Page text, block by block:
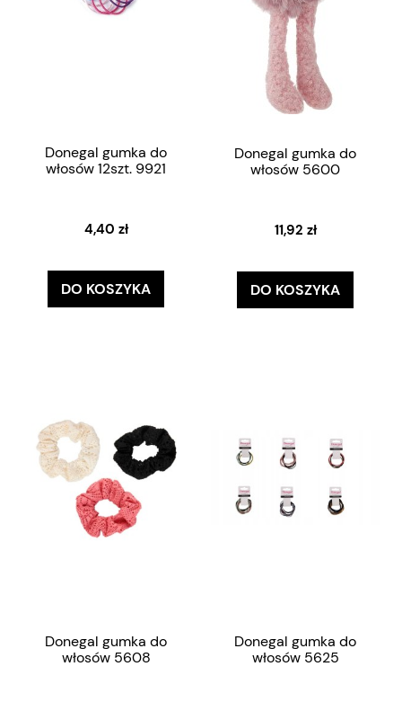
Donegal gumka do
włosów 12szt. 9921
4,40 zł
DO KOSZYKA
Donegal gumka do
włosów 5600
11,92 zł
DO KOSZYKA
Donegal gumka do
włosów 5608
Donegal gumka do
włosów 5625